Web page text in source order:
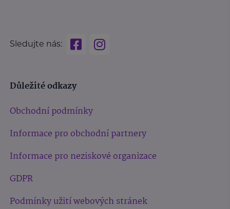
Sledujte nás:
Důležité odkazy
Obchodní podmínky
Informace pro obchodní partnery
Informace pro neziskové organizace
GDPR
Podmínky užití webových stránek